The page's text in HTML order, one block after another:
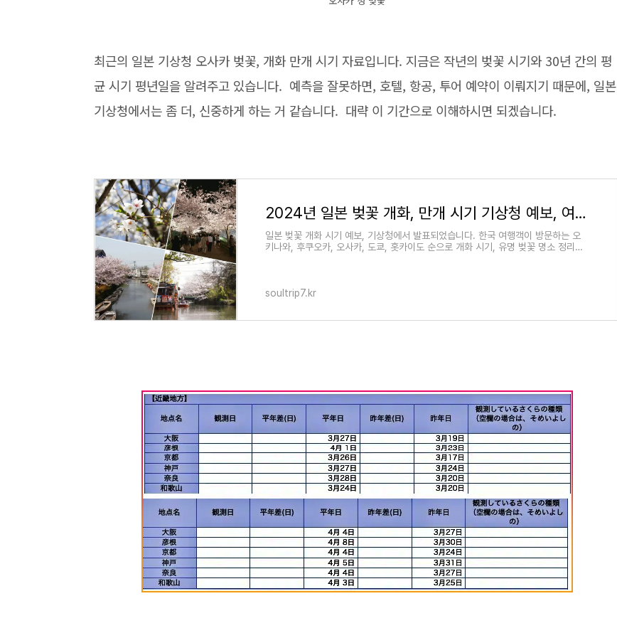
최근의 일본 기상청 오사카 벚꽃, 개화 만개 시기 자료입니다. 지금은 작년의 벚꽃 시기와 30년 간의 평
균 시기 평년일을 알려주고 있습니다. 예측을 잘못하면, 호텔, 항공, 투어 예약이 이뤄지기 때문에, 일본
기상청에서는 좀 더, 신중하게 하는 거 같습니다. 대략 이 기간으로 이해하시면 되겠습니다.
2024년 일본 벚꽃 개화, 만개 시기 기상청 예보, 여행 명소 정리
일본 벚꽃 개화 시기 예보, 기상청에서 발표되었습니다. 한국 여행객이 방문하는 오
키나와, 후쿠오카, 오사카, 도쿄, 홋카이도 순으로 개화 시기, 유명 벚꽃 명소 정리입
soultrip7.kr